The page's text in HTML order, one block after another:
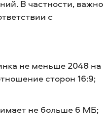
В частности, важно
с
не меньше 2048 на
сторон 16:9;
не больше 6 МБ;